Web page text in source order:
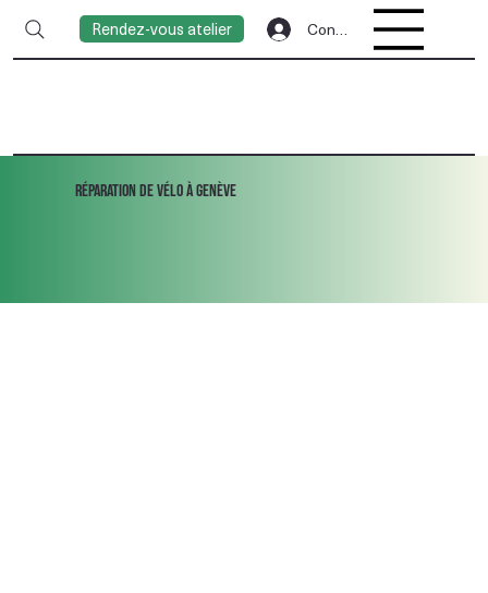
Rendez-vous atelier Connexion
Réparation de vélo à Genève